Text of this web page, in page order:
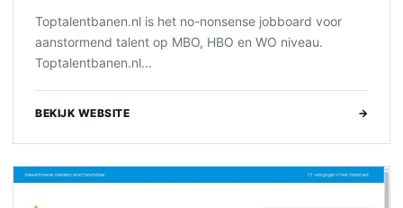
Toptalentbanen.nl is het no-nonsense jobboard voor
aanstormend talent op MBO, HBO en WO niveau.
Toptalentbanen.nl...
BEKIJK WEBSITE →